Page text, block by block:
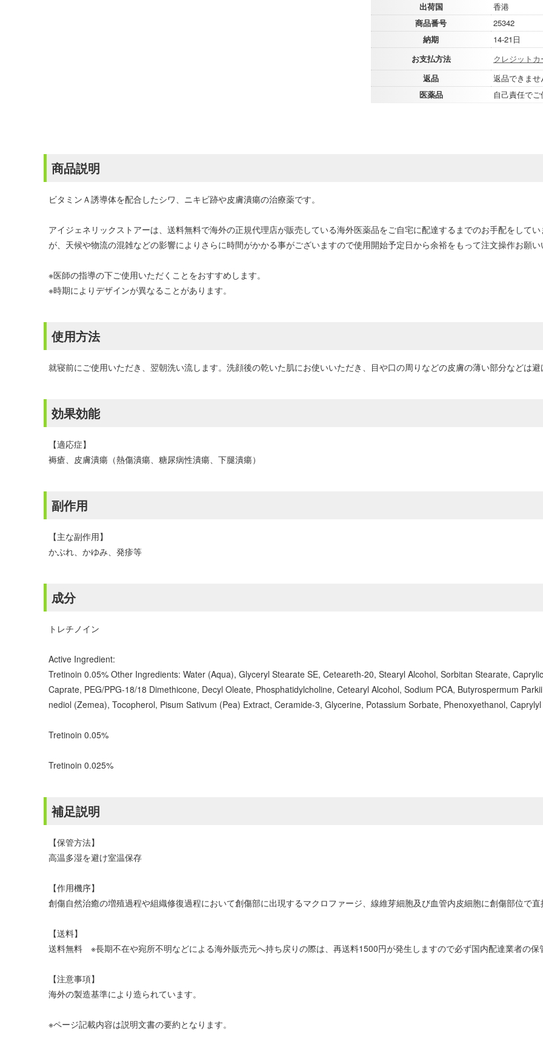
出荷国
香港
商品番号
25342
納期
14-21日
お支払方法
クレジットカ
返品
返品できま
医薬品
自己責任で
商品説明
ビタミンＡ誘導体を配合したシワ、ニキビ跡や皮膚潰瘍の治療薬です。
アイジェネリックストアーは、送料無料で海外の正規代理店が販売している海外医薬品をご自宅に配達するまでのお手配をして
が、天候や物流の混雑などの影響によりさらに時間がかかる事がございますので使用開始予定日から余裕をもって注文操作お願い
※医師の指導の下ご使用いただくことをおすすめします。
※時期によりデザインが異なることがあります。
使用方法
就寝前にご使用いただき、翌朝洗い流します。洗顔後の乾いた肌にお使いいただき、目や口の周りなどの皮膚の薄い部分などは避
効果効能
【適応症】
褥瘡、皮膚潰瘍（熱傷潰瘍、糖尿病性潰瘍、下腿潰瘍）
副作用
【主な副作用】
かぶれ、かゆみ、発疹等
成分
トレチノイン
Active Ingredient:
Tretinoin 0.05% Other Ingredients: Water (Aqua), Glyceryl Stearate SE, Ceteareth-20, Stearyl Alcohol, Sorbitan Stearate,
Caprate, PEG/PPG-18/18 Dimethicone, Decyl Oleate, Phosphatidylcholine, Cetearyl Alcohol, Sodium PCA, Butyrospermum
nediol (Zemea), Tocopherol, Pisum Sativum (Pea) Extract, Ceramide-3, Glycerine, Potassium Sorbate, Phenoxyethanol,
Tretinoin 0.05%
Tretinoin 0.025%
補足説明
【保管方法】
高温多湿を避け室温保存
【作用機序】
創傷自然治癒の増殖過程や組織修復過程において創傷部に出現するマクロファージ、線維芽細胞及び血管内皮細胞に創傷部位で
【送料】
送料無料 ※長期不在や宛所不明などによる海外販売元へ持ち戻りの際は、再送料1500円が発生しますので必ず国内配達業者の保
【注意事項】
海外の製造基準により造られています。
※ページ記載内容は説明文書の要約となります。